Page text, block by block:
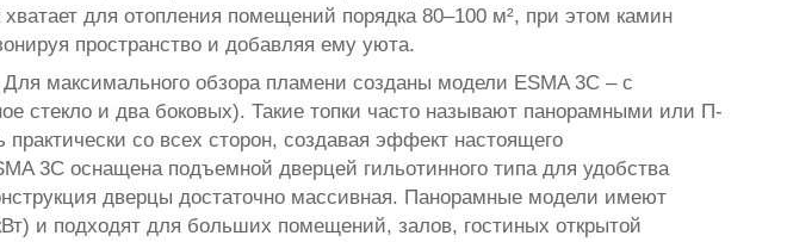
для отопления помещений порядка 80–100 м², при этом камин
пространство и добавляя ему уюта.
Для максимального обзора пламени созданы модели ESMA 3C – с
стекло и два боковых). Такие топки часто называют панорамными или П-
со всех сторон, создавая эффект настоящего
3C оснащена подъемной дверцей гильотинного типа для удобства
дверцы достаточно массивная. Панорамные модели имеют
и подходят для больших помещений, залов, гостиных открытой